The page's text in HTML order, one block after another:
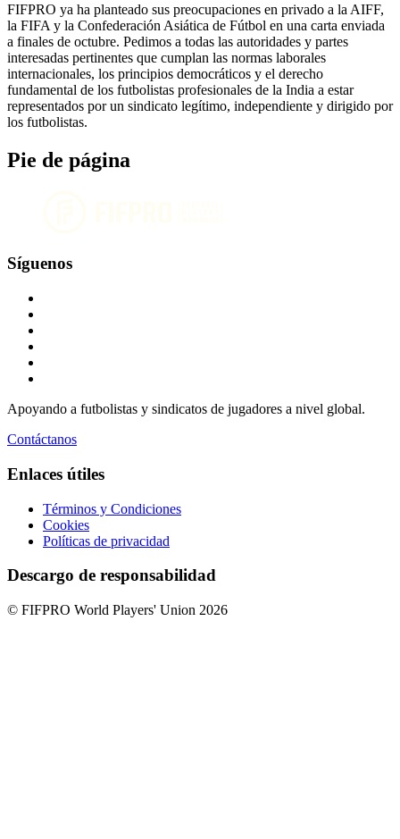
FIFPRO ya ha planteado sus preocupaciones en privado a la AIFF,
la FIFA y la Confederación Asiática de Fútbol en una carta enviada
a finales de octubre. Pedimos a todas las autoridades y partes
interesadas pertinentes que cumplan las normas laborales
internacionales, los principios democráticos y el derecho
fundamental de los futbolistas profesionales de la India a estar
representados por un sindicato legítimo, independiente y dirigido por
los futbolistas.
Pie de página
Síguenos
Apoyando a futbolistas y sindicatos de jugadores a nivel global.
Contáctanos
Enlaces útiles
Términos y Condiciones
Cookies
Políticas de privacidad
Descargo de responsabilidad
© FIFPRO World Players' Union 2026